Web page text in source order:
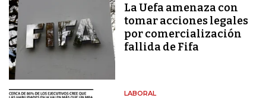
La Uefa amenaza con
tomar acciones legales
por comercialización
fallida de Fifa
LABORAL